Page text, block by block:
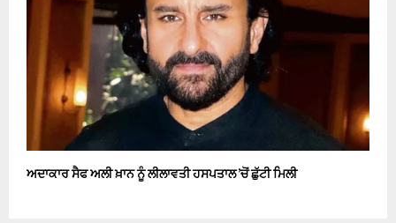
ਅਦਾਕਾਰ ਸੈਫ ਅਲੀ ਖ਼ਾਨ ਨੂੰ ਲੀਲਾਵਤੀ ਹਸਪਤਾਲ ’ਚੋਂ ਛੁੱਟੀ ਮਿਲੀ